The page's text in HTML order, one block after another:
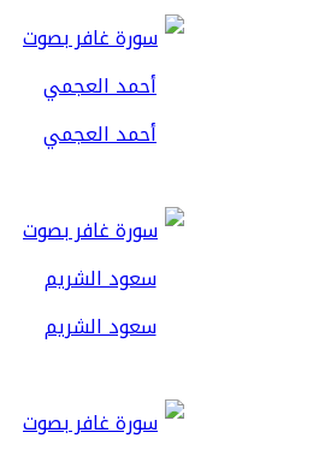
أحمد العجمي
سعود الشريم